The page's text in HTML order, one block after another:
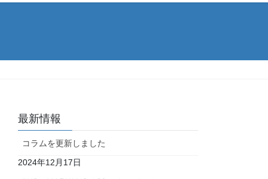
最新情報
コラムを更新しました
2024年12月17日